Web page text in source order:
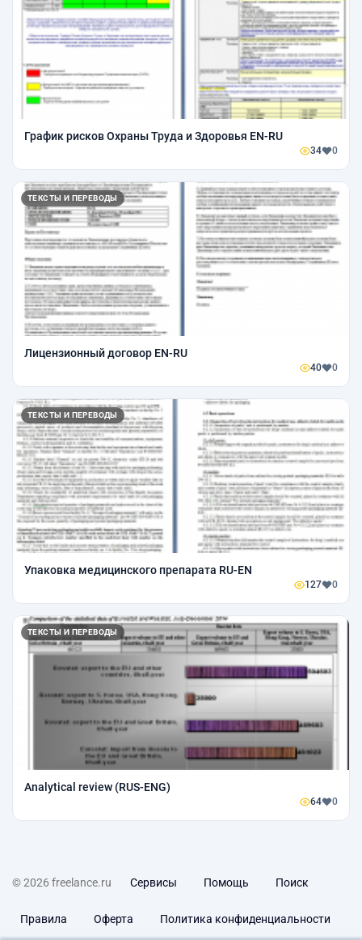
График рисков Охраны Труда и Здоровья EN-RU
34 0
ТЕКСТЫ И ПЕРЕВОДЫ
Лицензионный договор EN-RU
40 0
ТЕКСТЫ И ПЕРЕВОДЫ
Упаковка медицинского препарата RU-EN
127 0
ТЕКСТЫ И ПЕРЕВОДЫ
Analytical review (RUS-ENG)
64 0
© 2026 freelance.ru Сервисы Помощь Поиск
Правила Оферта Политика конфиденциальности